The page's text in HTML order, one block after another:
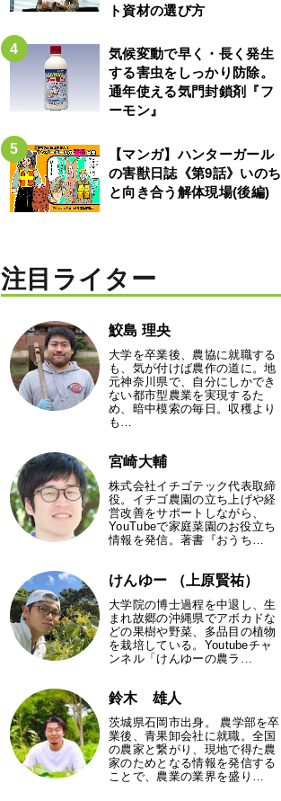
ト資材の選び方
気候変動で早く・長く発生
する害虫をしっかり防除。
通年使える気門封鎖剤『フ
ーモン』
【マンガ】ハンターガール
の害獣日誌《第9話》いのち
と向き合う解体現場(後編)
注目ライター
鮫島 理央
大学を卒業後、農協に就職する
も、気が付けば農作の道に。地
元神奈川県で、自分にしかでき
ない都市型農業を実現するた
め、暗中模索の毎日。収穫より
も…
宮崎大輔
株式会社イチゴテック代表取締
役。イチゴ農園の立ち上げや経
営改善をサポートしながら、
YouTubeで家庭菜園のお役立ち
情報を発信。著書『おうち…
けんゆー （上原賢祐）
大学院の博士過程を中退し、生
まれ故郷の沖縄県でアボカドな
どの果樹や野菜、多品目の植物
を栽培している。Youtubeチャ
ンネル「けんゆーの農ラ…
鈴木 雄人
茨城県石岡市出身。 農学部を卒
業後、青果卸会社に就職。全国
の農家と繋がり、現地で得た農
家のためとなる情報を発信する
ことで、農業の業界を盛り…